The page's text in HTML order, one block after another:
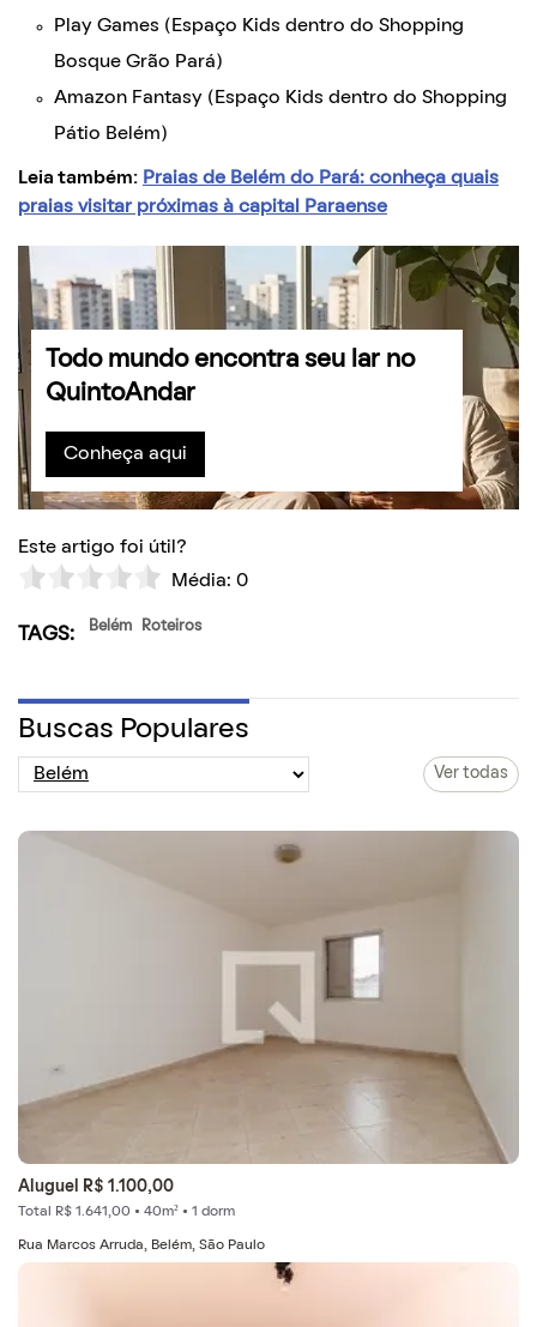
Play Games (Espaço Kids dentro do Shopping
Bosque Grão Pará)
Amazon Fantasy (Espaço Kids dentro do Shopping
Pátio Belém)
Leia também: Praias de Belém do Pará: conheça quais
praias visitar próximas à capital Paraense
Todo mundo encontra seu lar no
QuintoAndar
Conheça aqui
Este artigo foi útil?
Média: 0
TAGS: Belém Roteiros
Buscas Populares
Ver todas
Aluguel R$ 1.100,00
Total R$ 1.641,00 • 40m² • 1 dorm
Rua Marcos Arruda, Belém, São Paulo